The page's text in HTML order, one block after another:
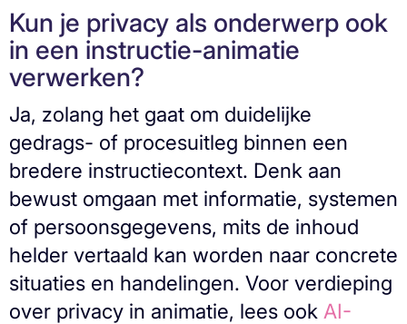
Kun je privacy als onderwerp ook
in een instructie-animatie
verwerken?
Ja, zolang het gaat om duidelijke
gedrags- of procesuitleg binnen een
bredere instructiecontext. Denk aan
bewust omgaan met informatie, systemen
of persoonsgegevens, mits de inhoud
helder vertaald kan worden naar concrete
situaties en handelingen. Voor verdieping
over privacy in animatie, lees ook AI-